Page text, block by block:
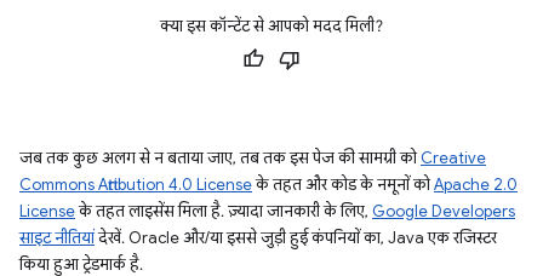
क्या इस कॉन्टेंट से आपको मदद मिली?
जब तक कुछ अलग से न बताया जाए, तब तक इस पेज की सामग्री कोCreative
Commons Attribution 4.0 Licenseके तहत और कोड के नमूनों कोApache 2.0
Licenseके तहत लाइसेंस मिला है. ज़्यादा जानकारी के लिए, Google Developers
साइट नीतियांदेखें. Oracle और/या इससे जुड़ी हुई कंपनियों का, Java एक रजिस्टर
किया हुआ ट्रेडमार्क है.